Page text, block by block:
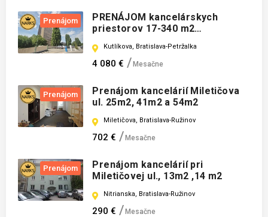
Prenájom
PRENÁJOM kancelárskych
priestorov 17-340 m2
Kutlíkova, Bratislava-Petržalka
4 080 € Mesačne
Prenájom
Prenájom kancelárií Miletičova
ul. 25m2, 41m2 a 54m2
Miletičova, Bratislava-Ružinov
702 € Mesačne
Prenájom
Prenájom kancelárií pri
Miletičovej ul., 13m2 ,14 m2
Nitrianska, Bratislava-Ružinov
290 € Mesačne